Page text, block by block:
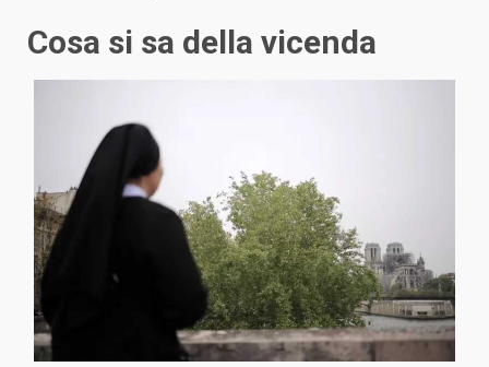
Cosa si sa della vicenda